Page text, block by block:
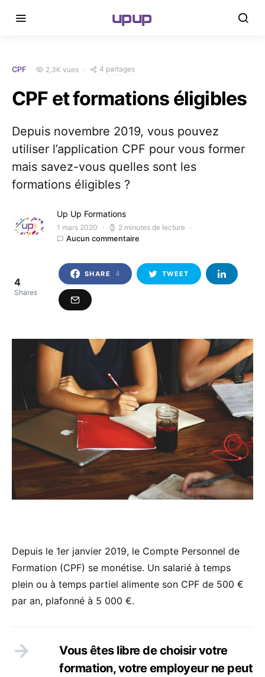
upup
CPF 2,3K vues 4 partages
CPF et formations éligibles
Depuis novembre 2019, vous pouvez
utiliser l’application CPF pour vous former
mais savez-vous quelles sont les
formations éligibles ?
Up Up Formations
1 mars 2020
2 minutes de lecture
Aucun commentaire
4
Shares
SHARE 4 TWEET
Depuis le 1er janvier 2019, le Compte Personnel de
Formation (CPF) se monétise. Un salarié à temps
plein ou à temps partiel alimente son CPF de 500 €
par an, plafonné à 5 000 €.
Vous êtes libre de choisir votre
formation, votre employeur ne peut